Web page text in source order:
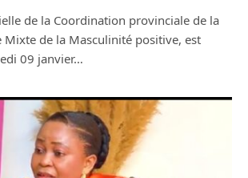
de la Coordination provinciale de la
Mixte de la Masculinité positive, est
09 janvier…